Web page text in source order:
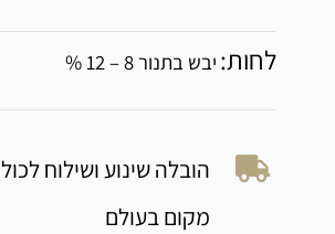
לחות: יבש בתנור 8 – 12 %
הובלה שינוע ושילוח לכול
מקום בעולם